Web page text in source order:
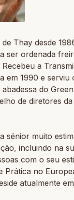
Thay desde
ser ordenada
a
em 1990 e serviu
do
de diretores
sénior muito
incluindo na
com o seu
Prática no
atualmente